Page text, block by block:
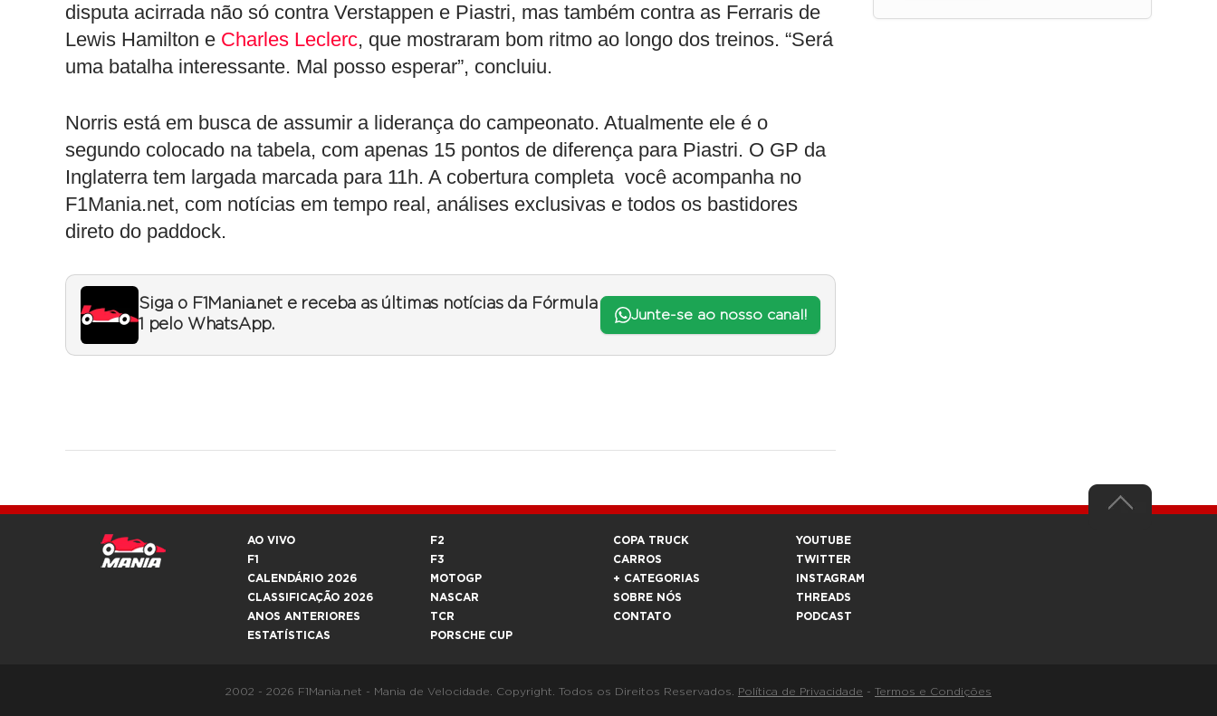
disputa acirrada não só contra Verstappen e Piastri, mas também contra as Ferraris de
Lewis Hamilton e Charles Leclerc, que mostraram bom ritmo ao longo dos treinos. “Será
uma batalha interessante. Mal posso esperar”, concluiu.
Norris está em busca de assumir a liderança do campeonato. Atualmente ele é o
segundo colocado na tabela, com apenas 15 pontos de diferença para Piastri. O GP da
Inglaterra tem largada marcada para 11h. A cobertura completa você acompanha no
F1Mania.net, com notícias em tempo real, análises exclusivas e todos os bastidores
direto do paddock.
Siga o F1Mania.net e receba as últimas notícias da Fórmula
1 pelo WhatsApp.
Junte-se ao nosso canal!
AO VIVO
F1
CALENDÁRIO 2026
CLASSIFICAÇÃO 2026
ANOS ANTERIORES
ESTATÍSTICAS
F2
F3
MOTOGP
NASCAR
TCR
PORSCHE CUP
COPA TRUCK
CARROS
+ CATEGORIAS
SOBRE NÓS
CONTATO
YOUTUBE
TWITTER
INSTAGRAM
THREADS
PODCAST
2002 - 2026 F1Mania.net - Mania de Velocidade. Copyright. Todos os Direitos Reservados. Política de Privacidade - Termos e Condições